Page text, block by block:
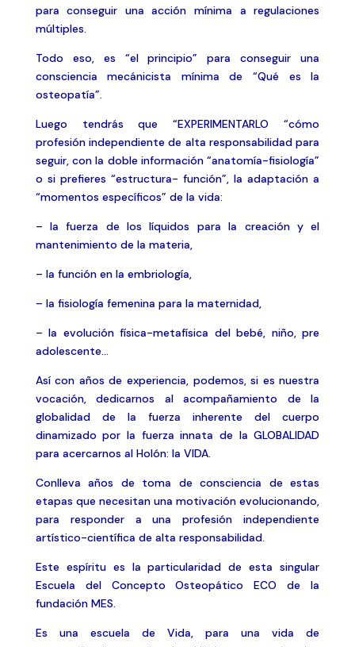
para conseguir una acción mínima a regulaciones
múltiples.
Todo eso, es “el principio” para conseguir una
consciencia mecánicista mínima de “Qué es la
osteopatía”.
Luego tendrás que “EXPERIMENTARLO “cómo
profesión independiente de alta responsabilidad para
seguir, con la doble información “anatomía-fisiología”
o si prefieres “estructura- función”, la adaptación a
“momentos específicos” de la vida:
– la fuerza de los líquidos para la creación y el
mantenimiento de la materia,
– la función en la embriología,
– la fisiología femenina para la maternidad,
– la evolución física-metafísica del bebé, niño, pre
adolescente…
Así con años de experiencia, podemos, si es nuestra
vocación, dedicarnos al acompañamiento de la
globalidad de la fuerza inherente del cuerpo
dinamizado por la fuerza innata de la GLOBALIDAD
para acercarnos al Holón: la VIDA.
Conlleva años de toma de consciencia de estas
etapas que necesitan una motivación evolucionando,
para responder a una profesión independiente
artístico-científica de alta responsabilidad.
Este espíritu es la particularidad de esta singular
Escuela del Concepto Osteopático ECO de la
fundación MES.
Es una escuela de Vida, para una vida de